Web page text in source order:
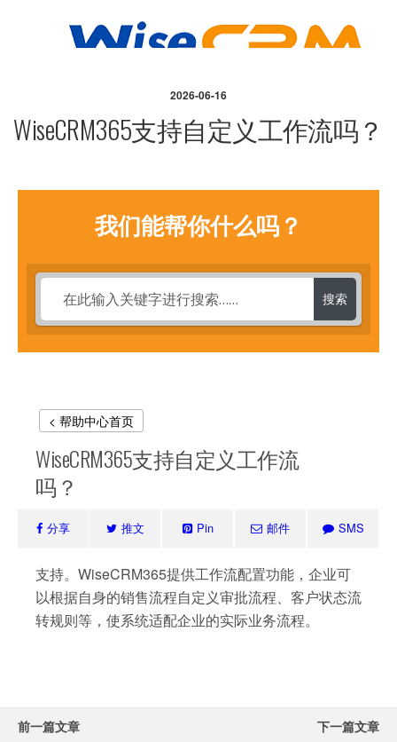
2026-06-16
WiseCRM365支持自定义工作流吗？
我们能帮你什么吗？
搜索
< 帮助中心首页
WiseCRM365支持自定义工作流
吗？
分享 推文 Pin 邮件 SMS
支持。WiseCRM365提供工作流配置功能，企业可
以根据自身的销售流程自定义审批流程、客户状态流
转规则等，使系统适配企业的实际业务流程。
前一篇文章 下一篇文章